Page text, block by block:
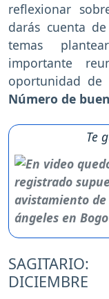
reflexionar
darás cuenta
temas
importante
oportunidad de
Número de
Te
DICIEMBRE